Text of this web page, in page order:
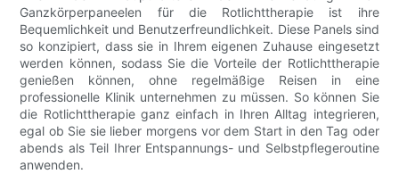
Ganzkörperpaneelen für die Rotlichttherapie ist ihre
Bequemlichkeit und Benutzerfreundlichkeit. Diese Panels sind
so konzipiert, dass sie in Ihrem eigenen Zuhause eingesetzt
werden können, sodass Sie die Vorteile der Rotlichttherapie
genießen können, ohne regelmäßige Reisen in eine
professionelle Klinik unternehmen zu müssen. So können Sie
die Rotlichttherapie ganz einfach in Ihren Alltag integrieren,
egal ob Sie sie lieber morgens vor dem Start in den Tag oder
abends als Teil Ihrer Entspannungs- und Selbstpflegeroutine
anwenden.